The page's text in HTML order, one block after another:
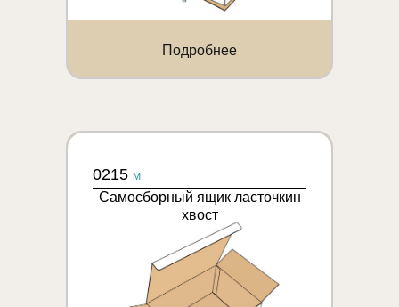
Подробнее
0215 M
Самосборный ящик ласточкин
хвост